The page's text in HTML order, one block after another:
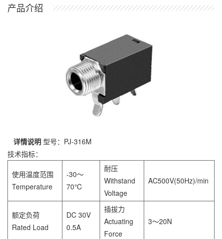
产品介绍
详情说明 型号：PJ-316M
技术指标：
使用温度范围
Temperature
-30～
70℃
耐压
Withstand
Voltage
AC500V(50Hz)/min
额定负荷
Rated Load
DC 30V
0.5A
插拔力
Actuating
Force
3～20N